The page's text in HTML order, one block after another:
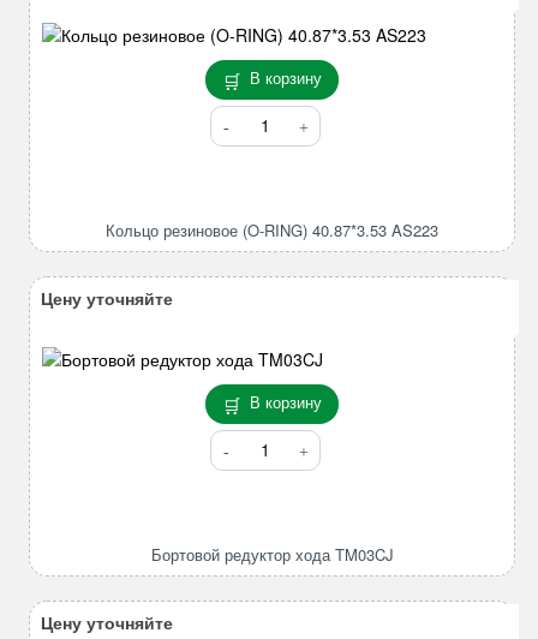
В корзину
Количество
товара
RING)
Кольцо резиновое (O-RING) 40.87*3.53 AS223
В корзину
Количество
товара
TM03CJ
Бортовой редуктор хода TM03CJ
Цену уточняйте
Цену уточняйте